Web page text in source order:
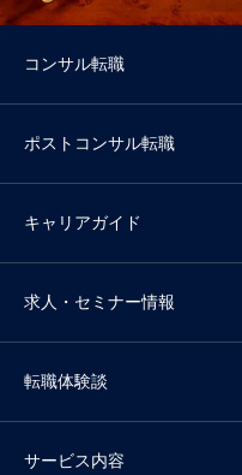
コンサル転職
ポストコンサル転職
キャリアガイド
求人・セミナー情報
転職体験談
サービス内容